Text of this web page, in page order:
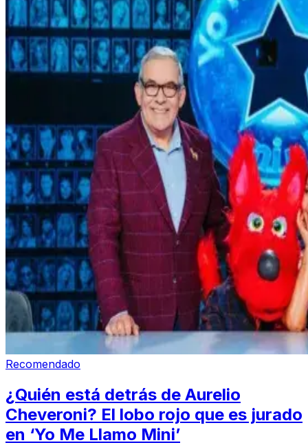
Recomendado
¿Quién está detrás de Aurelio
Cheveroni? El lobo rojo que es jurado
en ‘Yo Me Llamo Mini’